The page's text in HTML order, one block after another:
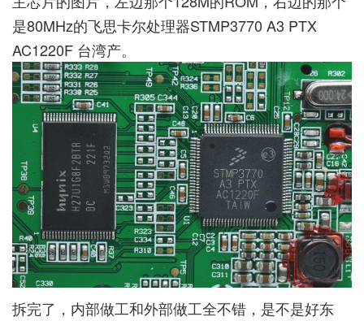
是80MHz的飞思卡尔处理器STMP3770 A3 PTX
AC1220F 台湾产。
拆完了，内部做工和外部做工全不错，是不是好东